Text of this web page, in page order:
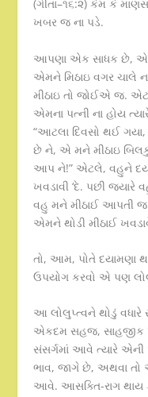
(ગીતા–૧૬:૨) કેમ કે
ખબર જ ના પડે.
આપણા એક સાધક છે,
એમને મિઠાઇ વગર ચાલે
મીઠાઇ તો જોઈએ જ.
એમના પત્ની ના હોય
“આટલા દિવસો થઈ ગયા,
છે ને, એ મને મીઠાઇ
આપ ને!” એટલે, વહુને
ખવડાવી ‘દે. પછી જ્યારે
વહુ મને મીઠાઈ આપતી
એમને થોડી મીઠાઈ
તો, આમ, પોતે દયામણા
ઉપયોગ કરવો એ પણ
આ લોલુપ્ત્વને થોડું
એકદમ સહજ, સાહજીક
સંસર્ગમાં આવે ત્યારે એની
ભાવ, જાગે છે, અથવા તો
આવે. આસક્તિ-રાગ થાય